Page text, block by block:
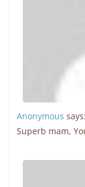
Anonymous says:
Superb mam,